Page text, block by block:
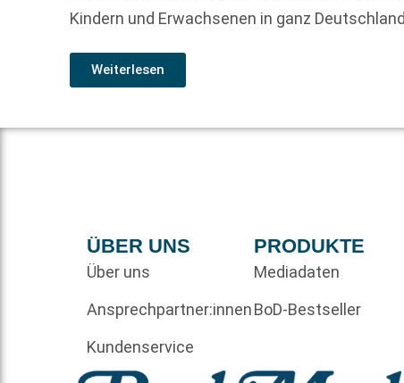
Kindern und Erwachsenen in ganz
Weiterlesen
ÜBER UNS
Über uns
Ansprechpartner:innen
Kundenservice
PRODUKTE
Mediadaten
BoD-Bestseller